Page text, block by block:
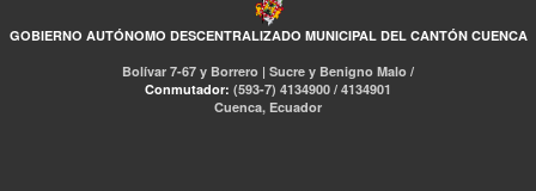
GOBIERNO AUTÓNOMO DESCENTRALIZADO MUNICIPAL DEL CANTÓN CUENCA
Bolívar 7-67 y Borrero | Sucre y Benigno Malo /
Conmutador: (593-7) 4134900 / 4134901
Cuenca, Ecuador